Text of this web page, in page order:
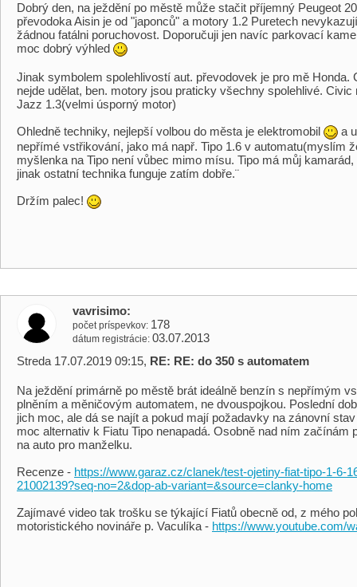
Dobrý den, na ježdění po městě může stačit příjemný Peugeot
převodoka Aisin je od "japonců" a motory 1.2 Puretech
žádnou fatálni poruchovost. Doporučuji jen navíc parkovací
moc dobrý výhled
Jinak symbolem spolehlivostí aut. převodovek je pro mě Honda.
nejde udělat, ben. motory jsou praticky všechny spolehlivé.
Jazz 1.3(velmi úsporný motor)
Ohledně techniky, nejlepší volbou do města je elektromobil
a
nepřímé vstřikování, jako má např. Tipo 1.6 v automatu(myslím
myšlenka na Tipo není vůbec mimo mísu. Tipo má můj
jinak ostatní technika funguje zatím dobře.¨
Držím palec!
vavrisimo
počet príspevkov 178
dátum registrácie 03.07.2013
Streda 17.07.2019 09:15, RE: RE: do 350 s automatem
Na ježdění primárně po městě brát ideálně benzín s nepřímým
plněním a měničovým automatem, ne dvouspojkou. Poslední
jich moc, ale dá se najít a pokud mají požadavky na zánovní
moc alternativ k Fiatu Tipo nenapadá. Osobně nad ním začínám
na auto pro manželku.
Recenze - https://www.garaz.cz/clanek/test-ojetiny-fiat-tipo-1-6-
21002139?seq-no=2&dop-ab-variant=&source=clanky-home
Zajímavé video tak trošku se týkající Fiatů obecně od, z mého
motoristického novináře p. Vaculíka - https://www.youtube.com/